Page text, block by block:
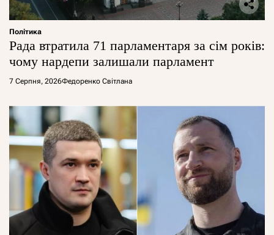
Політика
Рада втратила 71 парламентаря за сім років:
чому нардепи залишали парламент
7 Серпня, 2026Федоренко Світлана